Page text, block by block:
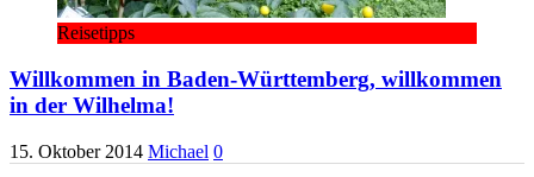
Reisetipps
Willkommen in Baden-Württemberg, willkommen
in der Wilhelma!
15. Oktober 2014 Michael 0